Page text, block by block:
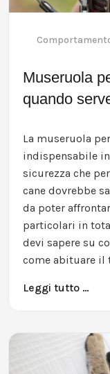
Museruola
quando
La museruola
indispensabile
sicurezza che
cane dovrebbe
da poter
particolari in
devi sapere su
come abituare il
Leggi tutto …